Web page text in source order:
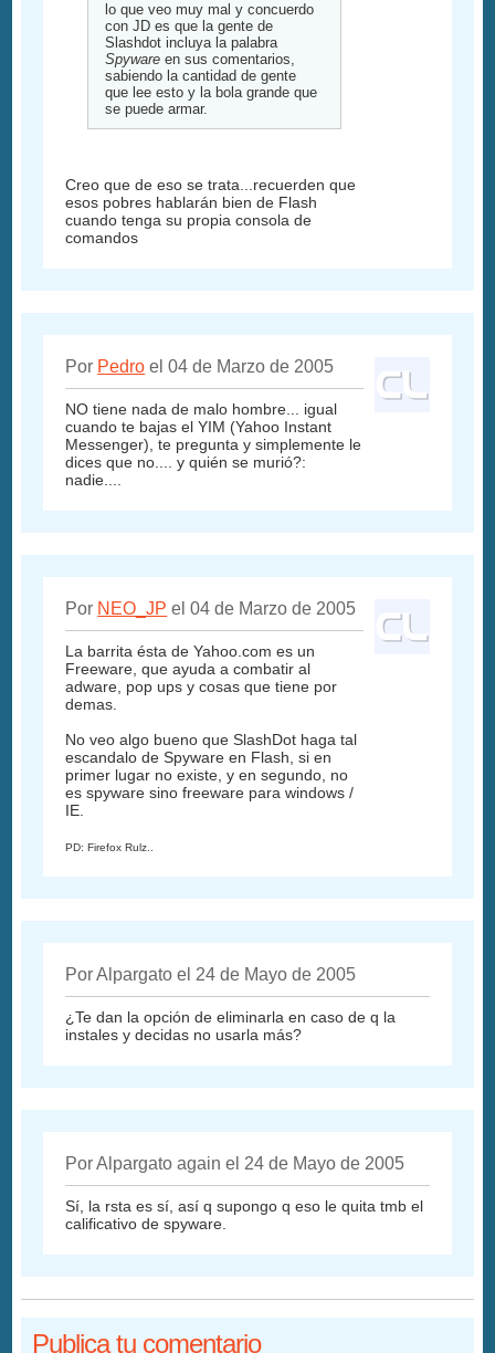
lo que veo muy mal y concuerdo
con JD es que la gente de
Slashdot incluya la palabra
Spyware en sus comentarios,
sabiendo la cantidad de gente
que lee esto y la bola grande que
se puede armar.
Creo que de eso se trata...recuerden que
esos pobres hablarán bien de Flash
cuando tenga su propia consola de
comandos
Por Pedro el 04 de Marzo de 2005
NO tiene nada de malo hombre... igual
cuando te bajas el YIM (Yahoo Instant
Messenger), te pregunta y simplemente le
dices que no.... y quién se murió?:
nadie....
Por NEO_JP el 04 de Marzo de 2005
La barrita ésta de Yahoo.com es un
Freeware, que ayuda a combatir al
adware, pop ups y cosas que tiene por
demas.
No veo algo bueno que SlashDot haga tal
escandalo de Spyware en Flash, si en
primer lugar no existe, y en segundo, no
es spyware sino freeware para windows /
IE.
PD: Firefox Rulz..
Por Alpargato el 24 de Mayo de 2005
¿Te dan la opción de eliminarla en caso de q la
instales y decidas no usarla más?
Por Alpargato again el 24 de Mayo de 2005
Sí, la rsta es sí, así q supongo q eso le quita tmb el
calificativo de spyware.
Publica tu comentario